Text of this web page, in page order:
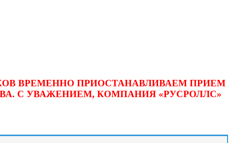
ВРЕМЕННО ПРИОСТАНАВЛИВАЕМ ПРИЕМ
С УВАЖЕНИЕМ, КОМПАНИЯ «РУСРОЛЛС»